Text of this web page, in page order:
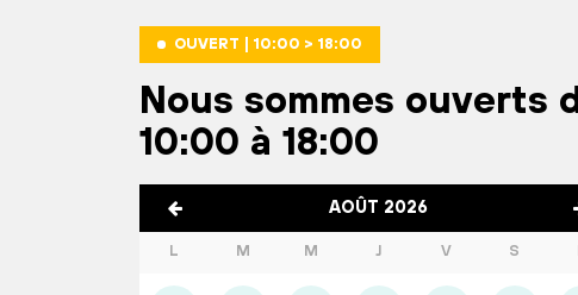
OUVERT | 10:00 > 18:00
Nous sommes ouverts
10:00 à 18:00
AOÛT 2026
L M M J V S